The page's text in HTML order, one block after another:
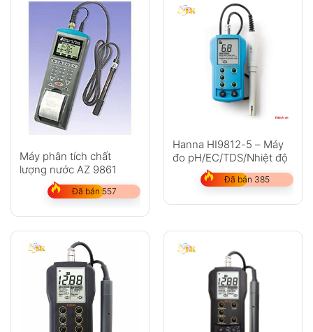
Máy phân tích chất
lượng nước AZ 9861
Đã bán 557
Hanna HI9812-5 – Máy
đo pH/EC/TDS/Nhiệt độ
Đã bán 385